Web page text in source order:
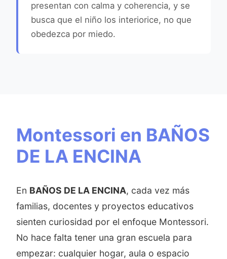
presentan con calma y coherencia, y se
busca que el niño los interiorice, no que
obedezca por miedo.
Montessori en BAÑOS
DE LA ENCINA
En BAÑOS DE LA ENCINA, cada vez más
familias, docentes y proyectos educativos
sienten curiosidad por el enfoque Montessori.
No hace falta tener una gran escuela para
empezar: cualquier hogar, aula o espacio